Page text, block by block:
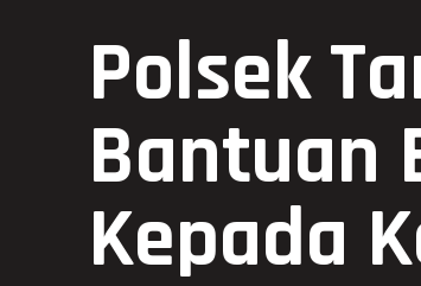
Polsek
Bantuan
Kepada